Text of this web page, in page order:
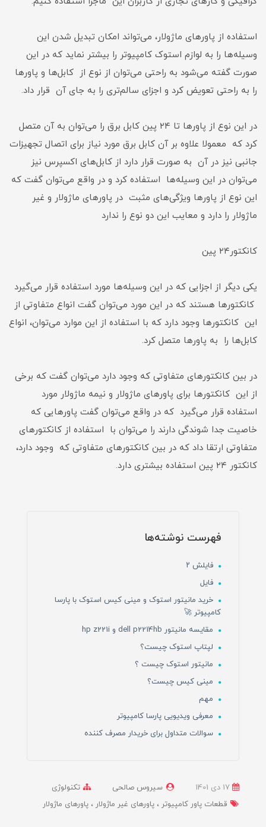
استفاده از پاورهای ماژولار، می‌تواند امکان تبدیل شدن این
وسیله‌ها را به لوازم استوک کامپیوتر را بیشتر نماید که در این
صورت گفته می‌شود به راحتی می‌توان از نوع از کابل‌ها و پاورها
را به راحتی تعویض کرد و اجزای سالم‌تری را به جای آن قرار داد.
در این نوع از پاورها تا ۲۴ پین کابل برق را می‌توان به آن متصل
کرد که معمولا علاوه بر آن کابل برق مورد نیاز برای اتصال تجهیزات
جانبی نیز در آن به صورت قرار دارد از کابل‌های اکسپرس نیز
می‌توان در این وسیله‌ها استفاده کرد و در واقع می‌توان گفت که
این نوع از پاور‌ها ویژگی‌های مثبت در پاورهای ماژولار و غیر
ماژولار را دارد و معایب این دو نوع را ندارد
کانکتور۲۴ پین
یکی دیگر از اجزایی که در این وسیله‌ها مورد استفاده قرار می‌گیرد
کانکتورها هستند که در این مورد می‌توان گفت انواع متفاوتی از
این کانکتورها وجود دارد که با استفاده از این موارد می‌توان، انواع
کابل‌ها را به پاورها متصل کرد.
در بین کانکتورهای متفاوتی که وجود دارد می‌توان گفت که برخی
از این کانکتورها برای پاورهای ماژولار و نیمه ماژولار مورد
استفاده قرار می‌گیرد که در واقع می‌توان گفت پاورهایی که
خاصیت جدا شوندگی دارند را می‌توان با استفاده از کانکتورهای
متفاوتی ارتقا داد که در بین کانکتورهای متفاوتی که وجود دارد،
کانکتور ۲۴ پین استفاده بیشتری دارد.
فهرست نوشته‌ها
فایلش ۲
فایل
خرید مانیتور استوک و مینی کیس استوک با پارسا
کامپیوتر 🚀
مقایسه مانیتور dell p2214hb و hp z221i
لپتاپ استوک چیست؟
مانیتور استوک چیست ؟
مینی کیس چیست؟
مهم
معرفی ویدیویی پارسا کامپیوتر
سوالات متداول برای خریدار مصرف کننده
سیروس صالحی
تکنولوژی
قطعات پاور کامپیوتر
پاورهای غیر ماژولار پاورهای ماژولار